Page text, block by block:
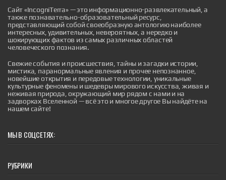
Дьявол на Лаксегаде: полтергейст,
потрясший Копенгаген
В сентябре 1826 года скромный дом под номером
210 на улице Лаксегаде в центре Копенгагена стал
эпицентром событий, которые навсегда вошли в
датский фольклор и породили крылатое выражение,
живущее и по сей день. То, что началось как
привлекших внимание всего го...
incogniterra.ru | 27th Jul 2026
Сайт «IncogniTerra» — это информационно-развлекательный, а
также познавательно-образовательный ресурс,
представляющий собой своеобразную антологию наиболее
интересных, удивительных, невероятных, а нередко и
шокирующих фактов из самых различных областей
человеческого познания.
Свежие события и происшествия, тайны и загадки истории,
мистика, паранормальные явления и прочее непознанное,
новейшие открытия и передовые технологии, уникальные
культурные феномены и шедевры мирового искусства, живая и
неживая природа, окружающий мир рядом с нами и на
задворках Вселенной — всё это и многое другое Вы найдёте на
нашем сайте!
МЫ В СОЦСЕТЯХ:
РУБРИКИ